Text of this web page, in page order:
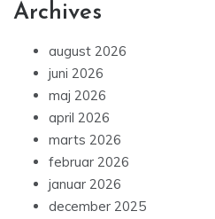
Archives
august 2026
juni 2026
maj 2026
april 2026
marts 2026
februar 2026
januar 2026
december 2025